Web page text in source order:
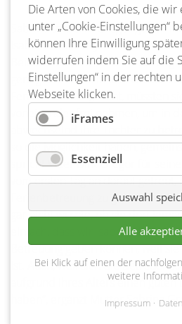
Sabrina und Dirk Gregor geben
Isabel in diesem Jahr zwei
Beide Elternteile sind berufstätig
gern gemeinsam in den Urlaub
Ferienbetreuung nicht, müssten
voneinander frei nehmen, um in
abwechselnd ihre Tochter zu
so die Möglichkeit haben,
spricht Vater Dirk Gregor für
vom ersten Tag an darauf
Ferienbetreuung zu gehen. Und
gar nicht wusste, ob sie dort
einfach, dass wir Isabel ruhigen
Betreuung geben können, weil
ist. Auch, weil sich die Betreuer
aufgrund ihres Alters einen guten
haben“, ergänzt Mutter Sabrina
Die Arten von Cookies, die
unter „Cookie-Einstellungen“
können Ihre Einwilligung
widerrufen indem Sie auf die
Einstellungen“ in der rechten
Webseite klicken.
iFrames
Essenziell
Auswahl
Alle
Bei Klick auf einen der
weitere
Impressum